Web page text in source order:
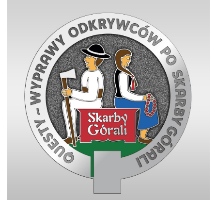
16 w magazynie
ZOBACZ SZCZEGÓŁY